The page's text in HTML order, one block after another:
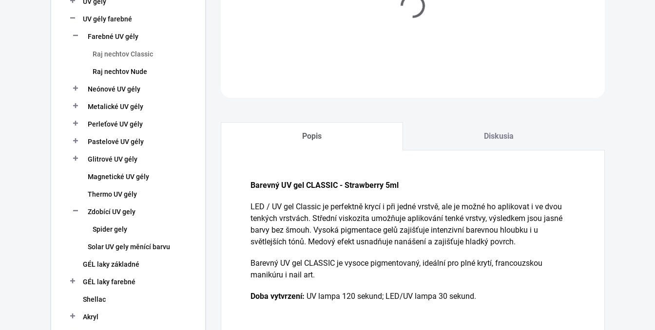
UV gély farebné
Farebné UV gély
Raj nechtov Classic
Raj nechtov Nude
Neónové UV gély
Metalické UV gély
Perleťové UV gély
Pastelové UV gély
Glitrové UV gély
Magnetické UV gély
Thermo UV gély
Zdobící UV gely
Spider gely
Solar UV gely měnící barvu
GÉL laky základné
GÉL laky farebné
Shellac
Akryl
Popis Diskusia
Barevný UV gel CLASSIC - Strawberry 5ml
LED / UV gel Classic je perfektně krycí i při jedné vrstvě, ale je možné ho aplikovat i ve dvou
tenkých vrstvách. Střední viskozita umožňuje aplikování tenké vrstvy, výsledkem jsou jasné
barvy bez šmouh. Vysoká pigmentace gelů zajišťuje intenzivní barevnou hloubku i u
světlejších tónů. Medový efekt usnadňuje nanášení a zajišťuje hladký povrch.
Barevný UV gel CLASSIC je vysoce pigmentovaný, ideální pro plné krytí, francouzskou
manikúru i nail art.
Doba vytvrzení: UV lampa 120 sekund; LED/UV lampa 30 sekund.